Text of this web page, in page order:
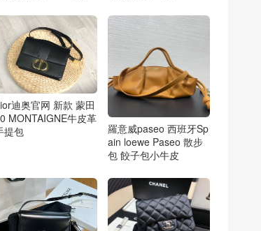
迪奥官网 新款 蒙田
MONTAIGNE牛皮革
提包
羅意威paseo 西班牙Sp
ain loewe Paseo 散步
包 餃子包小牛皮